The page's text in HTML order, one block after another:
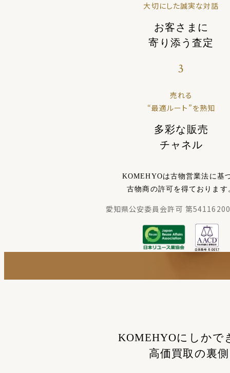
大切にした誠実な対話
お客さまに
寄り添う査定
3
売れる
“最適ルート”を熟知
多彩な販売
チャネル
KOMEHYOは古物営業法に基
古物商の許可を得ております
愛知県公安委員会許可 第
KOMEHYOにしかで
高価買取の裏側